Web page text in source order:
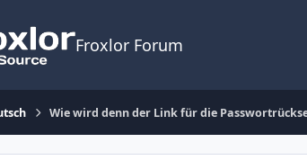
Froxlor Forum
Wie wird denn der Link für die